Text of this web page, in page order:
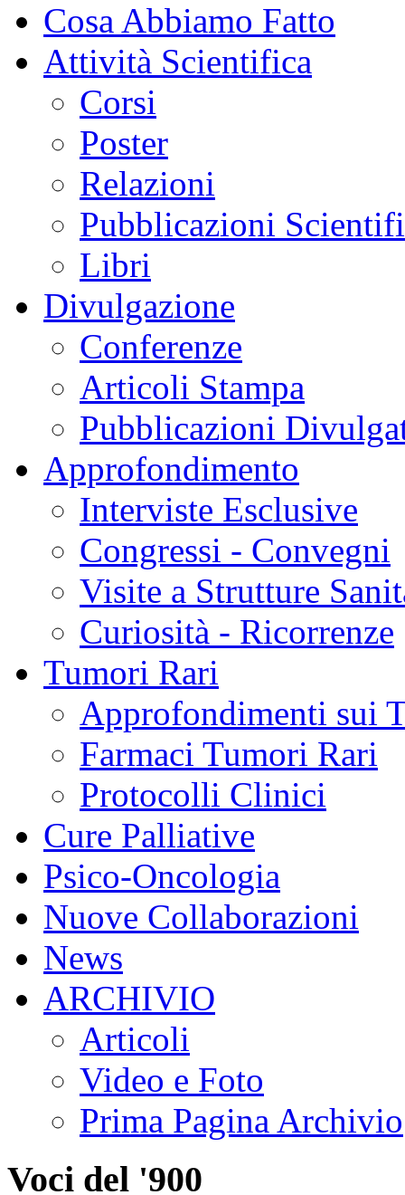
Cosa Abbiamo Fatto
Attività Scientifica
Corsi
Poster
Relazioni
Pubblicazioni
Libri
Divulgazione
Conferenze
Articoli Stampa
Pubblicazioni
Approfondimento
Interviste Esclusive
Congressi - Convegni
Visite a Strutture
Curiosità - Ricorrenze
Tumori Rari
Approfondimenti sui
Farmaci Tumori Rari
Protocolli Clinici
Cure Palliative
Psico-Oncologia
Nuove Collaborazioni
News
ARCHIVIO
Articoli
Video e Foto
Prima Pagina Archivio
Voci del '900